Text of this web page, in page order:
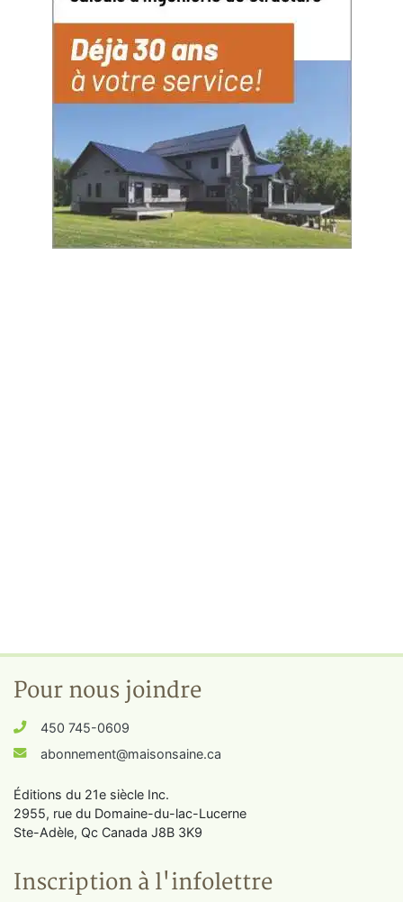
Pour nous joindre
450 745-0609
abonnement@maisonsaine.ca
Éditions du 21e siècle Inc.
2955, rue du Domaine-du-lac-Lucerne
Ste-Adèle, Qc Canada J8B 3K9
Inscription à l'infolettre